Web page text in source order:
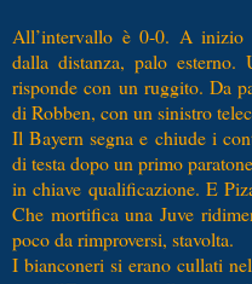
All’intervallo è 0-0. A inizio
dalla distanza, palo esterno.
risponde con un ruggito. Da
di Robben, con un sinistro
Il Bayern segna e chiude i
di testa dopo un primo
in chiave qualificazione. E
Che mortifica una Juve
poco da rimproversi, stavolta.
I bianconeri si erano cullati